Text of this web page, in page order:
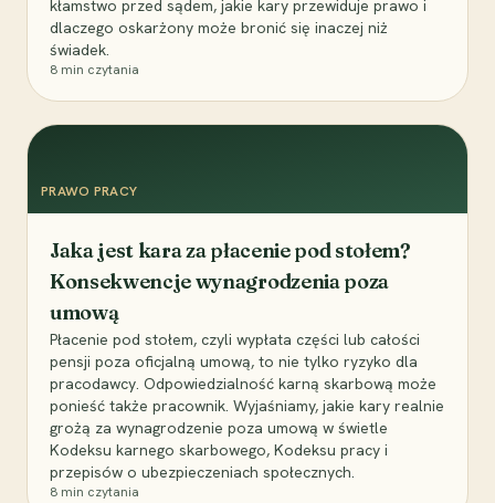
kłamstwo przed sądem, jakie kary przewiduje prawo i
dlaczego oskarżony może bronić się inaczej niż
świadek.
8 min czytania
PRAWO PRACY
Jaka jest kara za płacenie pod stołem?
Konsekwencje wynagrodzenia poza
umową
Płacenie pod stołem, czyli wypłata części lub całości
pensji poza oficjalną umową, to nie tylko ryzyko dla
pracodawcy. Odpowiedzialność karną skarbową może
ponieść także pracownik. Wyjaśniamy, jakie kary realnie
grożą za wynagrodzenie poza umową w świetle
Kodeksu karnego skarbowego, Kodeksu pracy i
przepisów o ubezpieczeniach społecznych.
8 min czytania